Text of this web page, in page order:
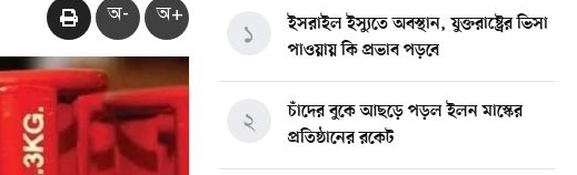
অ- অ+
ইসরাইল ইস্যুতে অবস্থান, যুক্তরাষ্ট্রের ভিসা
পাওয়ায় কি প্রভাব পড়বে
১
চাঁদের বুকে আছড়ে পড়ল ইলন মাস্কের
প্রতিষ্ঠানের রকেট
২